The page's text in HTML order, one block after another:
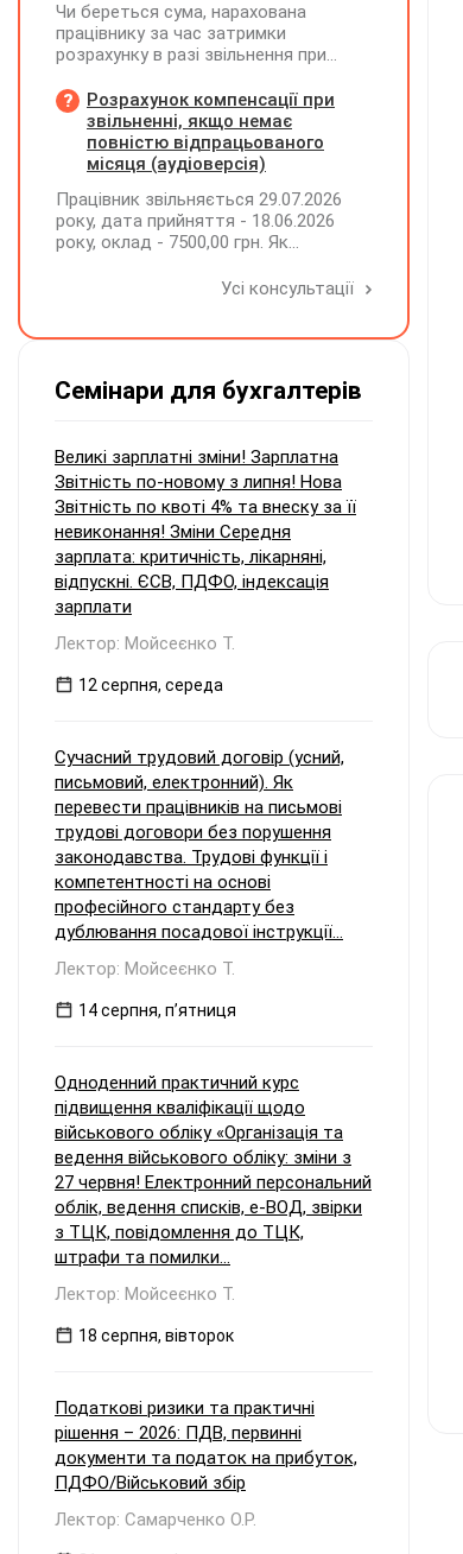
Чи береться сума, нарахована
працівнику за час затримки
розрахунку в разі звільнення при
заробітної плати (винагороди), для
розрахунку внеску на підтримку
працевлаштування осіб з
інвалідністю?
Розрахунок компенсації при
звільненні, якщо немає
повністю відпрацьованого
місяця (аудіоверсія)
Працівник звільняється 29.07.2026
року, дата прийняття - 18.06.2026
року, оклад - 7500,00 грн. Як
невикористаних днів відпустки при
Усі консультації
Семінари для бухгалтерів
Великі зарплатні зміни! Зарплатна
Звітність по-новому з липня! Нова
Звітність по квоті 4% та внеску за її
невиконання! Зміни Середня
зарплата: критичність, лікарняні,
відпускні. ЄСВ, ПДФО, індексація
зарплати
Лектор: Мойсеєнко Т.
12 серпня, середа
Сучасний трудовий договір (усний,
письмовий, електронний). Як
перевести працівників на письмові
трудові договори без порушення
законодавства. Трудові функції і
компетентності на основі
професійного стандарту без
дублювання посадової інструкції...
Лектор: Мойсеєнко Т.
14 серпня, пʼятниця
Одноденний практичний курс
підвищення кваліфікації щодо
військового обліку «Організація та
ведення військового обліку: зміни з
27 червня! Електронний персональний
облік, ведення списків, е-ВОД, звірки
з ТЦК, повідомлення до ТЦК,
штрафи та помилки...
Лектор: Мойсеєнко Т.
18 серпня, вівторок
Податкові ризики та практичні
рішення – 2026: ПДВ, первинні
документи та податок на прибуток,
ПДФО/Військовий збір
Лектор: Самарченко О.Р.